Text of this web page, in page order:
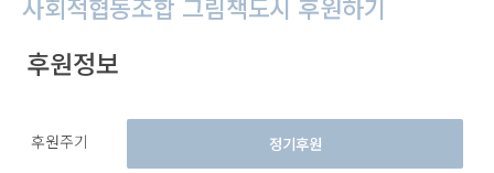
후원정보
후원주기 정기후원